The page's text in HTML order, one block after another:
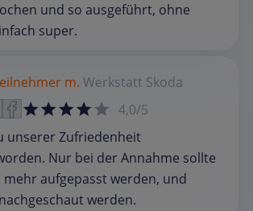
und so ausgeführt, ohne
super.
m. Werkstatt Skoda
4,0/5
unserer Zufriedenheit
Nur bei der Annahme sollte
mehr aufgepasst werden, und
werden.